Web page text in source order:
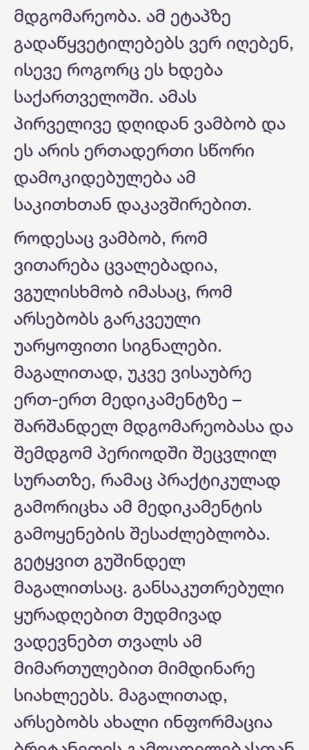
მდგომარეობა. ამ ეტაპზე
გადაწყვეტილებებს ვერ იღებენ,
ისევე როგორც ეს ხდება
საქართველოში. ამას
პირველივე დღიდან ვამბობ და
ეს არის ერთადერთი სწორი
დამოკიდებულება ამ
საკითხთან დაკავშირებით.
როდესაც ვამბობ, რომ
ვითარება ცვალებადია,
ვგულისხმობ იმასაც, რომ
არსებობს გარკვეული
უარყოფითი სიგნალები.
მაგალითად, უკვე ვისაუბრე
ერთ-ერთ მედიკამენტზე –
შარშანდელ მდგომარეობასა და
შემდგომ პერიოდში შეცვლილ
სურათზე, რამაც პრაქტიკულად
გამორიცხა ამ მედიკამენტის
გამოყენების შესაძლებლობა.
გეტყვით გუშინდელ
მაგალითსაც. განსაკუთრებული
ყურადღებით მუდმივად
ვადევნებთ თვალს ამ
მიმართულებით მიმდინარე
სიახლეებს. მაგალითად,
არსებობს ახალი ინფორმაცია